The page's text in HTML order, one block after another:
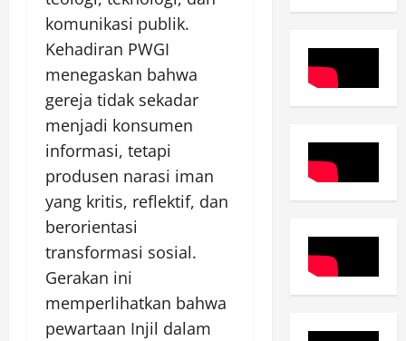
komunikasi publik.
Kehadiran PWGI
menegaskan bahwa
gereja tidak sekadar
menjadi konsumen
informasi, tetapi
produsen narasi iman
yang kritis, reflektif, dan
berorientasi
transformasi sosial.
Gerakan ini
memperlihatkan bahwa
pewartaan Injil dalam